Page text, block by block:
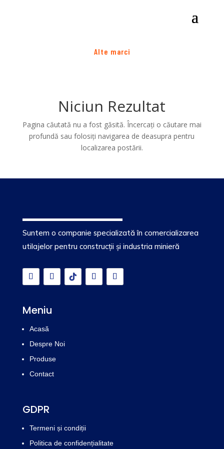
Alte marci
Niciun Rezultat
Pagina căutată nu a fost găsită. Încercați o căutare mai
profundă sau folosiți navigarea de deasupra pentru
localizarea postării.
Suntem o companie specializată în comercializarea
utilajelor pentru construcții și industria minieră
Meniu
Acasă
Despre Noi
Produse
Contact
GDPR
Termeni și condiții
Politica de confidențialitate